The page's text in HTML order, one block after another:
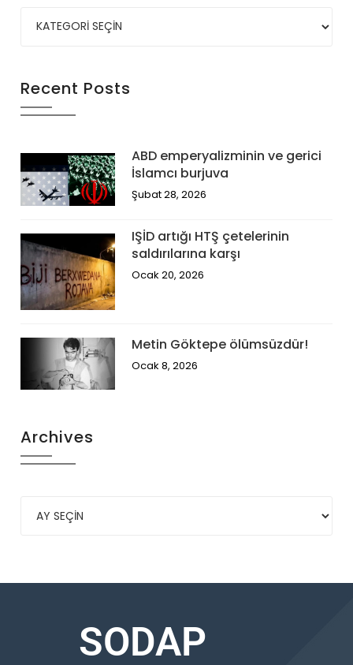
Recent Posts
ABD emperyalizminin ve gerici
İslamcı burjuva
Şubat 28, 2026
IŞİD artığı HTŞ çetelerinin
saldırılarına karşı
Ocak 20, 2026
Metin Göktepe ölümsüzdür!
Ocak 8, 2026
Archives
SODAP